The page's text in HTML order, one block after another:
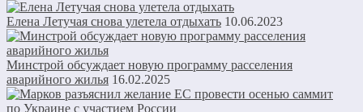
Елена Летучая снова улетела отдыхать 10.06.2023
Минстрой обсуждает новую программу расселения
аварийного жилья 16.02.2025